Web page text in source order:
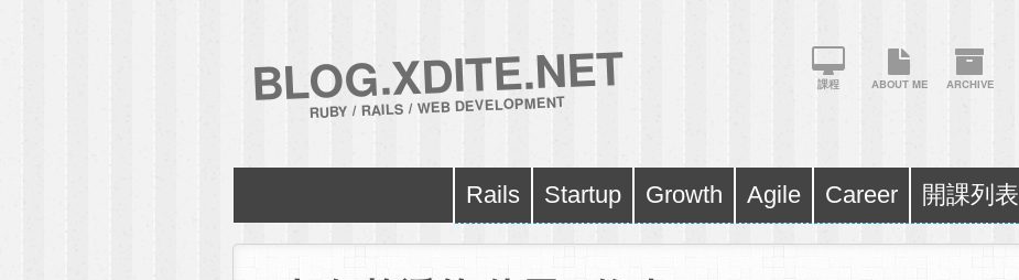
BLOG.XDITE.NET
RUBY / RAILS / WEB DEVELOPMENT
課程 ABOUT ME ARCHIVE
Rails Startup Growth Agile Career 開課列表